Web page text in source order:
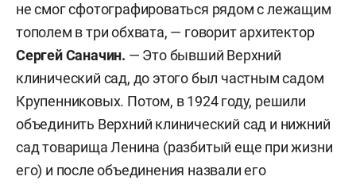
не смог сфотографироваться рядом с лежащим
тополем в три обхвата, — говорит архитектор
Сергей Саначин. — Это бывший Верхний
клинический сад, до этого был частным садом
Крупенниковых. Потом, в 1924 году, решили
объединить Верхний клинический сад и нижний
сад товарища Ленина (разбитый еще при жизни
его) и после объединения назвали его